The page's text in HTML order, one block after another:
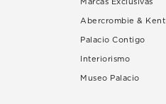
Marcas Exclusivas
Abercrombie & Kent
Palacio Contigo
Interiorismo
Museo Palacio